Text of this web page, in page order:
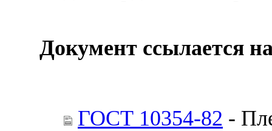
Документ ссылается
ГОСТ 10354-82 -